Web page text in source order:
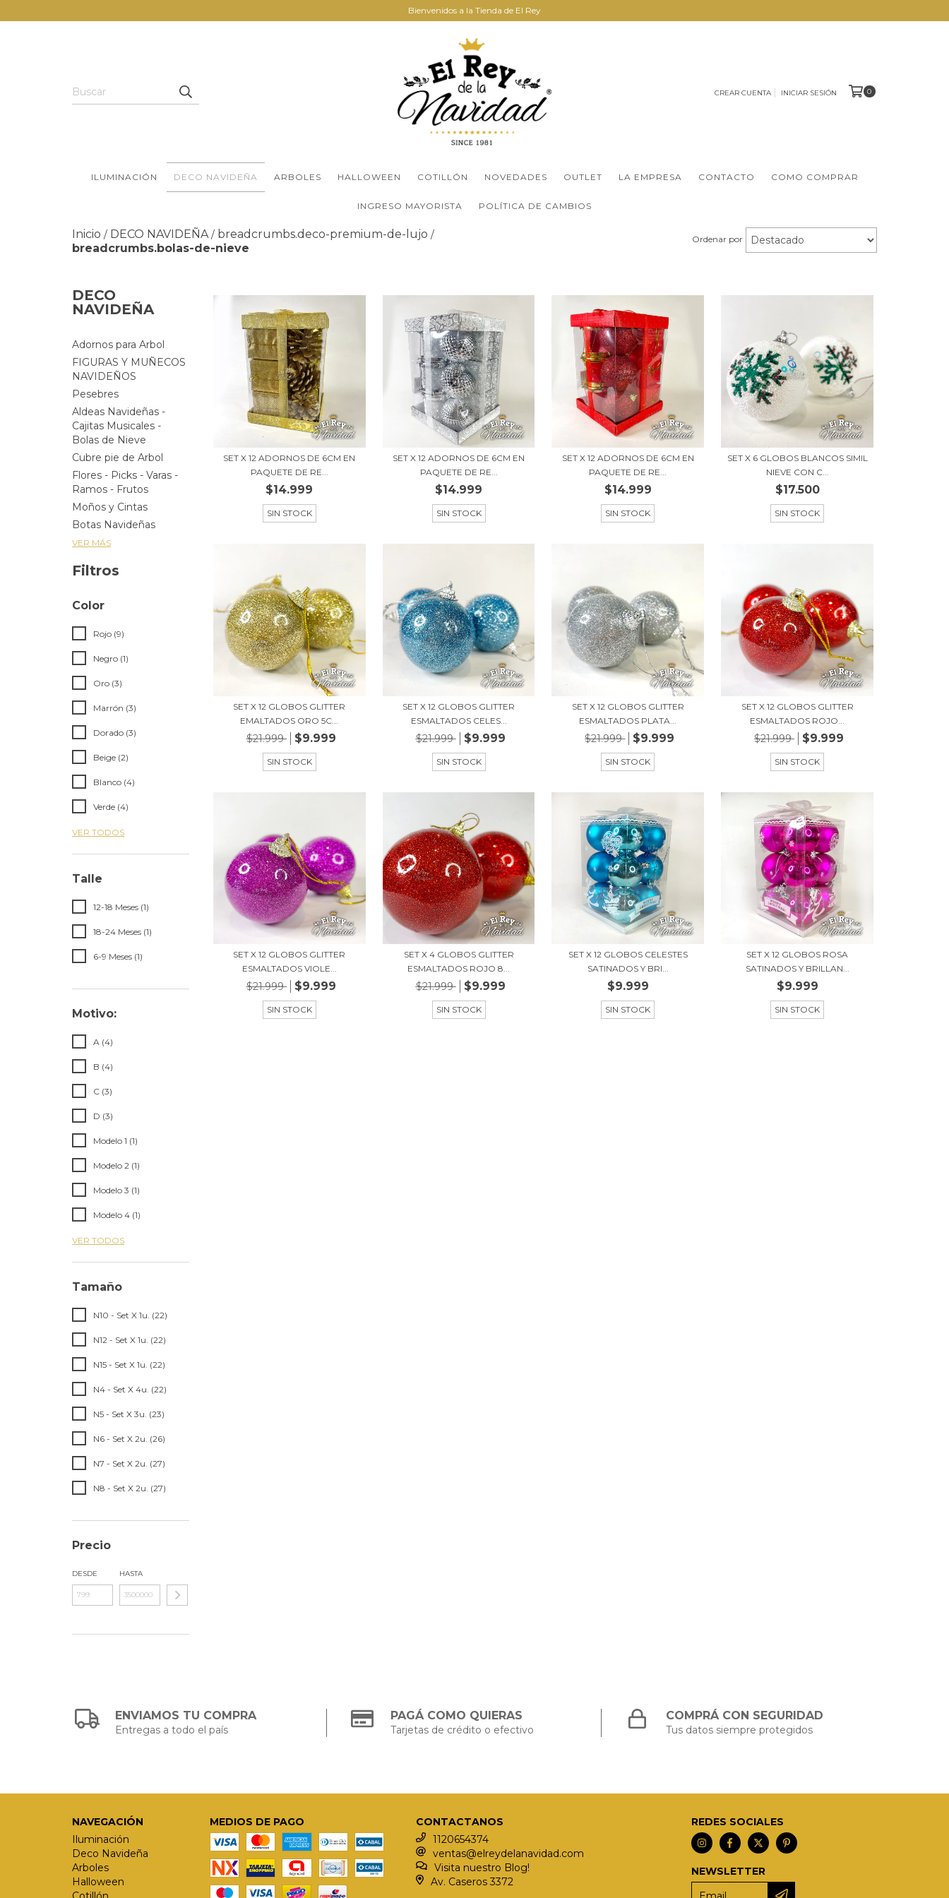
Bienvenidos a la Tienda de El Rey
CREAR CUENTA INICIAR SESIÓN 0
ILUMINACIÓN DECO NAVIDEÑA ARBOLES HALLOWEEN COTILLÓN NOVEDADES OUTLET LA EMPRESA CONTACTO COMO COMPRAR
INGRESO MAYORISTA POLÍTICA DE CAMBIOS
Inicio / DECO NAVIDEÑA / breadcrumbs.deco-premium-de-lujo /
breadcrumbs.bolas-de-nieve
Ordenar por
DECO
NAVIDEÑA
Adornos para Arbol
FIGURAS Y MUÑECOS
NAVIDEÑOS
Pesebres
Aldeas Navideñas -
Cajitas Musicales -
Bolas de Nieve
Cubre pie de Arbol
Flores - Picks - Varas -
Ramos - Frutos
Moños y Cintas
Botas Navideñas
VER MÁS
Filtros
Color
Rojo (9)
Negro (1)
Oro (3)
Marrón (3)
Dorado (3)
Beige (2)
Blanco (4)
Verde (4)
VER TODOS
Talle
12-18 Meses (1)
18-24 Meses (1)
6-9 Meses (1)
Motivo:
A (4)
B (4)
C (3)
D (3)
Modelo 1 (1)
Modelo 2 (1)
Modelo 3 (1)
Modelo 4 (1)
VER TODOS
Tamaño
N10 - Set X 1u. (22)
N12 - Set X 1u. (22)
N15 - Set X 1u. (22)
N4 - Set X 4u. (22)
N5 - Set X 3u. (23)
N6 - Set X 2u. (26)
N7 - Set X 2u. (27)
N8 - Set X 2u. (27)
Precio
DESDE HASTA
SET X 12 ADORNOS DE 6CM EN
PAQUETE DE RE...
$14.999
SIN STOCK
SET X 12 ADORNOS DE 6CM EN
PAQUETE DE RE...
$14.999
SIN STOCK
SET X 12 ADORNOS DE 6CM EN
PAQUETE DE RE...
$14.999
SIN STOCK
SET X 6 GLOBOS BLANCOS SIMIL
NIEVE CON C...
$17.500
SIN STOCK
SET X 12 GLOBOS GLITTER
EMALTADOS ORO 5C...
$21.999 $9.999
SIN STOCK
SET X 12 GLOBOS GLITTER
ESMALTADOS CELES...
$21.999 $9.999
SIN STOCK
SET X 12 GLOBOS GLITTER
ESMALTADOS PLATA...
$21.999 $9.999
SIN STOCK
SET X 12 GLOBOS GLITTER
ESMALTADOS ROJO...
$21.999 $9.999
SIN STOCK
SET X 12 GLOBOS GLITTER
ESMALTADOS VIOLE...
$21.999 $9.999
SIN STOCK
SET X 4 GLOBOS GLITTER
ESMALTADOS ROJO 8...
$21.999 $9.999
SIN STOCK
SET X 12 GLOBOS CELESTES
SATINADOS Y BRI...
$9.999
SIN STOCK
SET X 12 GLOBOS ROSA
SATINADOS Y BRILLAN...
$9.999
SIN STOCK
ENVIAMOS TU COMPRA
Entregas a todo el país
PAGÁ COMO QUIERAS
Tarjetas de crédito o efectivo
COMPRÁ CON SEGURIDAD
Tus datos siempre protegidos
NAVEGACIÓN
Iluminación
Deco Navideña
Arboles
Halloween
MEDIOS DE PAGO
CONTACTANOS
1120654374
ventas@elreydelanavidad.com
Visita nuestro Blog!
Av. Caseros 3372
REDES SOCIALES
NEWSLETTER